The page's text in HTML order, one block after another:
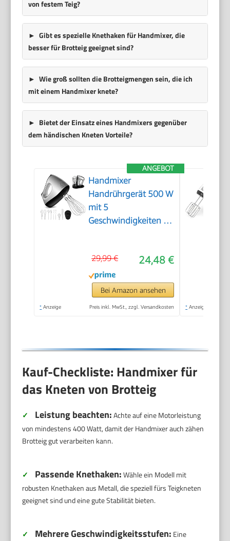
von festem Teig?
Gibt es spezielle Knethaken für Handmixer, die
besser für Brotteig geeignet sind?
Wie groß sollten die Brotteigmengen sein, die ich
mit einem Handmixer knete?
Bietet der Einsatz eines Handmixers gegenüber
dem händischen Kneten Vorteile?
ANGEBOT
Handmixer
Handrührgerät 500 W
mit 5
Geschwindigkeiten &
24,48 €
29,99 €
Bei Amazon ansehen
* Anzeige Preis inkl. MwSt., zzgl. Versandkosten * Anzeige
Kauf-Checkliste: Handmixer für
das Kneten von Brotteig
✓ Leistung beachten:Achte auf eine Motorleistung
von mindestens 400 Watt, damit der Handmixer auch zähen
Brotteig gut verarbeiten kann.
✓ Passende Knethaken:Wähle ein Modell mit
robusten Knethaken aus Metall, die speziell fürs Teigkneten
geeignet sind und eine gute Stabilität bieten.
✓ Mehrere Geschwindigkeitsstufen: Eine